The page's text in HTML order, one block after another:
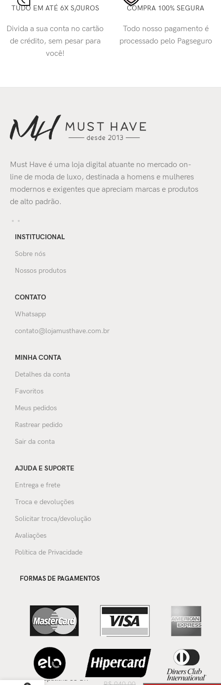
TUDO EM ATÉ 6X S/JUROS
Divida a sua conta no cartão
de crédito, sem pesar para
você!
COMPRA 100% SEGURA
Todo nosso pagamento é
processado pelo Pagseguro
Must Have é uma loja digital atuante no mercado on-
line de moda de luxo, destinada a homens e mulheres
modernos e exigentes que apreciam marcas e produtos
de alto padrão.
INSTITUCIONAL
Sobre nós
Nossos produtos
CONTATO
Whatsapp
contato@lojamusthave.com.br
MINHA CONTA
Detalhes da conta
Favoritos
Meus pedidos
Rastrear pedido
Sair da conta
AJUDA E SUPORTE
Entrega e frete
Troca e devoluções
Solicitar troca/devolução
Avaliações
Política de Privacidade
FORMAS DE PAGAMENTOS
Sapatilha 33 BR